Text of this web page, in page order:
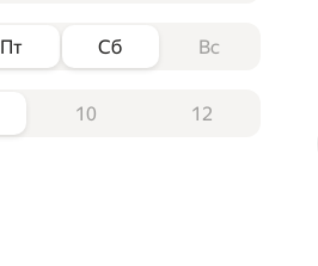
Пт Сб Вс
10 12